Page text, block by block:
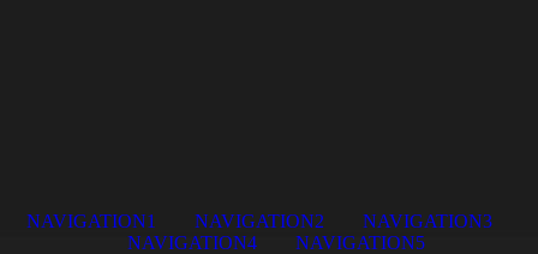
NAVIGATION1 NAVIGATION2
NAVIGATION3
NAVIGATION4
NAVIGATION5